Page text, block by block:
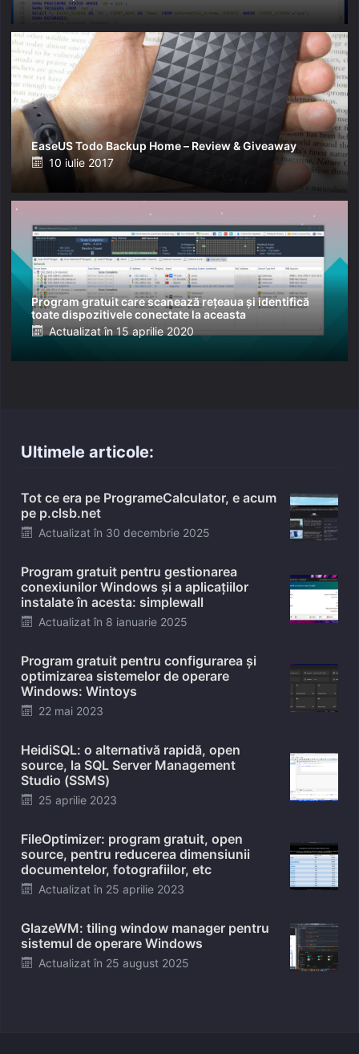
on
EaseUS Todo Backup Home – Review & Giveaway
Posted
10 iulie 2017
Program gratuit care scanează rețeaua și identifică
toate dispozitivele conectate la aceasta
Posted
Actualizat în 15 aprilie 2020
Ultimele articole:
Tot ce era pe ProgrameCalculator, e acum
pe p.clsb.net
Posted
Actualizat în 30 decembrie 2025
Program gratuit pentru gestionarea
conexiunilor Windows și a aplicațiilor
instalate în acesta: simplewall
Posted
Actualizat în 8 ianuarie 2025
Program gratuit pentru configurarea și
optimizarea sistemelor de operare
Windows: Wintoys
Posted
22 mai 2023
HeidiSQL: o alternativă rapidă, open
source, la SQL Server Management
Studio (SSMS)
Posted
25 aprilie 2023
FileOptimizer: program gratuit, open
source, pentru reducerea dimensiunii
documentelor, fotografiilor, etc
Posted
Actualizat în 25 aprilie 2023
GlazeWM: tiling window manager pentru
sistemul de operare Windows
Posted
Actualizat în 25 august 2025